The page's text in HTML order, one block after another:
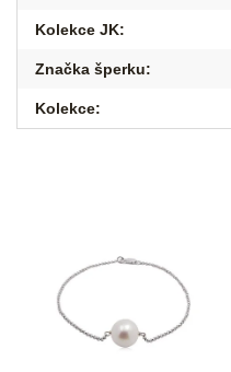
Kolekce JK:
Značka šperku:
Kolekce: